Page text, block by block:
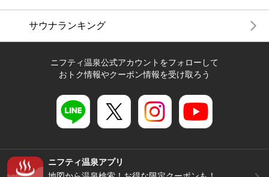
サウナランキング
ニフティ温泉公式アカウントをフォローして
おトク情報やクーポン情報を受け取ろう
ニフティ温泉アプリ